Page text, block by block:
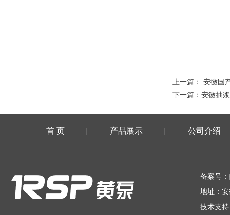
上一篇： 安徽国
下一篇： 安徽抽
首 页 | 产品展示 | 公司介绍
备案号：
地址：
技术支